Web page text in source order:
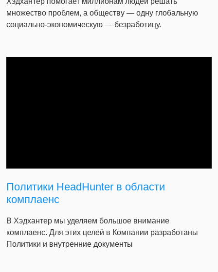
множество проблем, а обществу — одну глобальную
социально-экономическую — безработицу.
Политики HeadHunter в области
комплаенс
В Хэдхантер мы уделяем большое внимание
комплаенс. Для этих целей в Компании разработаны
Политики и внутренние документы